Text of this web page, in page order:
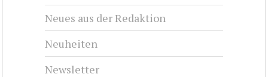
Neues aus der Redaktion
Neuheiten
Newsletter